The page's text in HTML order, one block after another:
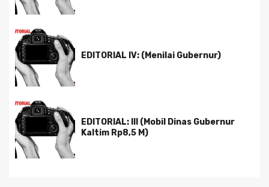
EDITORIAL IV: (Menilai Gubernur)
EDITORIAL: III (Mobil Dinas Gubernur
Kaltim Rp8,5 M)